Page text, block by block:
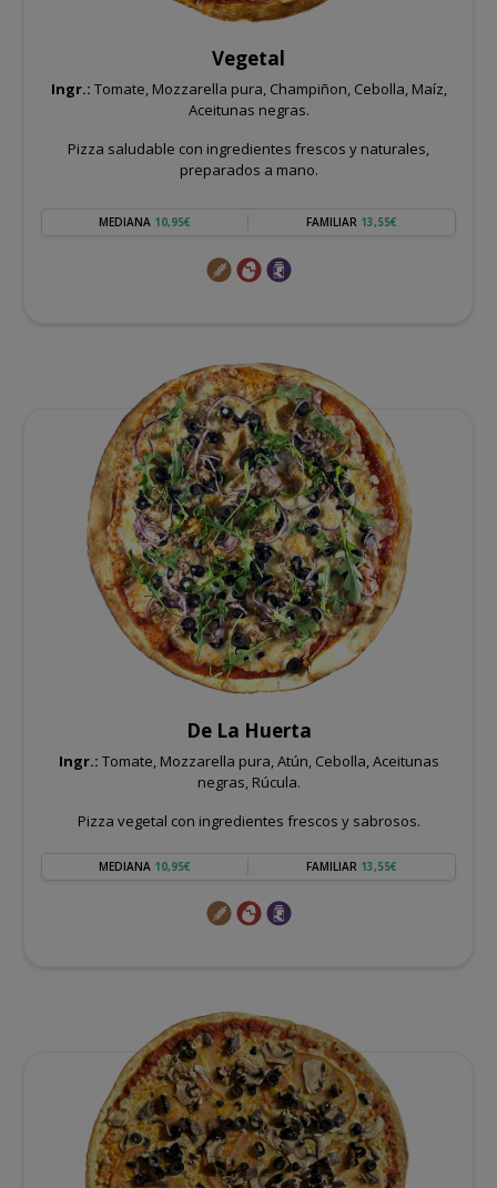
Vegetal
Ingr.: Tomate, Mozzarella pura, Champiñon, Cebolla, Maíz,
Aceitunas negras.
Pizza saludable con ingredientes frescos y naturales,
preparados a mano.
MEDIANA 10,95€ FAMILIAR 13,55€
De La Huerta
Ingr.: Tomate, Mozzarella pura, Atún, Cebolla, Aceitunas
negras, Rúcula.
Pizza vegetal con ingredientes frescos y sabrosos.
MEDIANA 10,95€ FAMILIAR 13,55€